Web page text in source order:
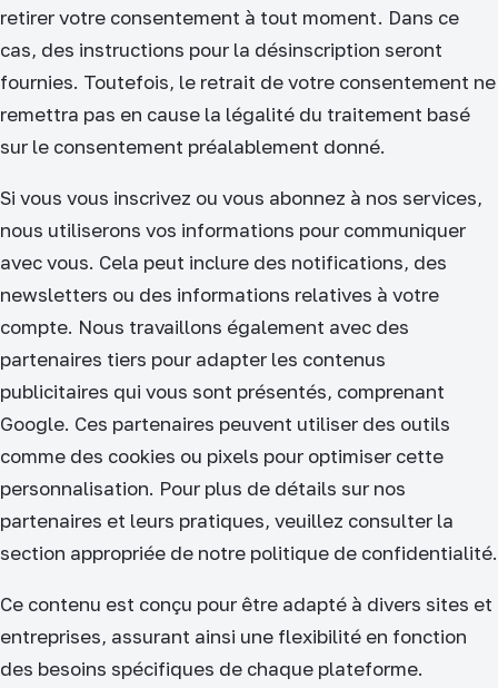
retirer votre consentement à tout moment. Dans ce
cas, des instructions pour la désinscription seront
fournies. Toutefois, le retrait de votre consentement ne
remettra pas en cause la légalité du traitement basé
sur le consentement préalablement donné.
Si vous vous inscrivez ou vous abonnez à nos services,
nous utiliserons vos informations pour communiquer
avec vous. Cela peut inclure des notifications, des
newsletters ou des informations relatives à votre
compte. Nous travaillons également avec des
partenaires tiers pour adapter les contenus
publicitaires qui vous sont présentés, comprenant
Google. Ces partenaires peuvent utiliser des outils
comme des cookies ou pixels pour optimiser cette
personnalisation. Pour plus de détails sur nos
partenaires et leurs pratiques, veuillez consulter la
section appropriée de notre politique de confidentialité.
Ce contenu est conçu pour être adapté à divers sites et
entreprises, assurant ainsi une flexibilité en fonction
des besoins spécifiques de chaque plateforme.